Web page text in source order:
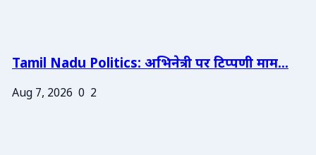
Tamil Nadu Politics: अभिनेत्री पर टिप्पणी माम...
Aug 7, 2026 0 2